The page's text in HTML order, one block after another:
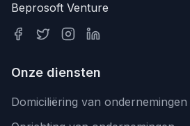
Beprosoft Venture
Onze diensten
Domiciliëring van ondernemingen